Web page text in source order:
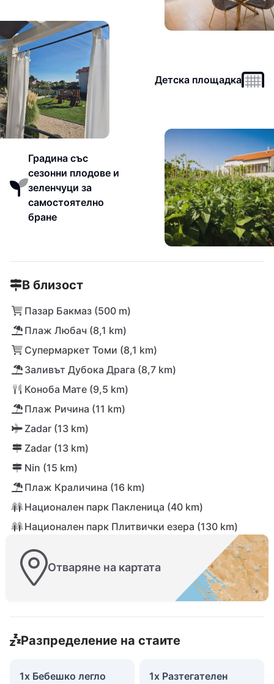
Детска площадка
Градина със
сезонни плодове и
зеленчуци за
самостоятелно
бране
В близост
Пазар Бакмаз (500 m)
Плаж Любач (8,1 km)
Супермаркет Томи (8,1 km)
Заливът Дубока Драга (8,7 km)
Коноба Мате (9,5 km)
Плаж Ричина (11 km)
Zadar (13 km)
Zadar (13 km)
Nin (15 km)
Плаж Краличина (16 km)
Национален парк Пакленица (40 km)
Национален парк Плитвички езера (130 km)
Отваряне на картата
Разпределение на стаите
1x Бебешко легло 1x Разтегателен